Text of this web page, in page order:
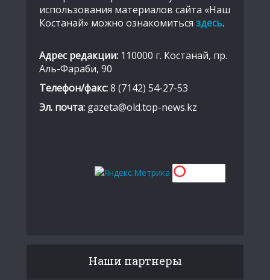
использования материалов сайта «Наш
Костанай» можно ознакомиться здесь.
Адрес редакции: 110000 г. Костанай, пр.
Аль-Фараби, 90
Телефон/факс:8 (7142) 54-27-53
Эл. почта: gazeta@old.top-news.kz
Наши партнеры